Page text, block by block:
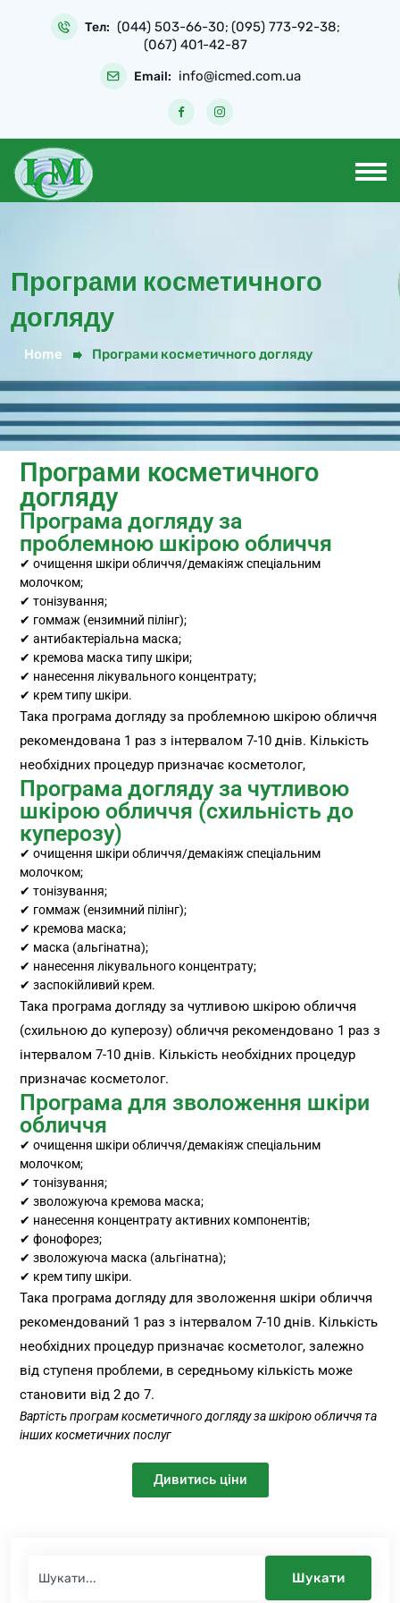
Тел: (044) 503-66-30; (095) 773-92-38;
(067) 401-42-87
Email: info@icmed.com.ua
Програми косметичного
догляду
Home Програми косметичного догляду
Програми косметичного
догляду
Програма догляду за
проблемною шкірою обличчя
✔ очищення шкіри обличчя/демакіяж спеціальним
молочком;
✔ тонізування;
✔ гоммаж (ензимний пілінг);
✔ антибактеріальна маска;
✔ кремова маска типу шкіри;
✔ нанесення лікувального концентрату;
✔ крем типу шкіри.
Така програма догляду за проблемною шкірою обличчя
рекомендована 1 раз з інтервалом 7-10 днів. Кількість
необхідних процедур призначає косметолог,
Програма догляду за чутливою
шкірою обличчя (схильність до
куперозу)
✔ очищення шкіри обличчя/демакіяж спеціальним
молочком;
✔ тонізування;
✔ гоммаж (ензимний пілінг);
✔ кремова маска;
✔ маска (альгінатна);
✔ нанесення лікувального концентрату;
✔ заспокійливий крем.
Така програма догляду за чутливою шкірою обличчя
(схильною до куперозу) обличчя рекомендовано 1 раз з
інтервалом 7-10 днів. Кількість необхідних процедур
призначає косметолог.
Програма для зволоження шкіри
обличчя
✔ очищення шкіри обличчя/демакіяж спеціальним
молочком;
✔ тонізування;
✔ зволожуюча кремова маска;
✔ нанесення концентрату активних компонентів;
✔ фонофорез;
✔ зволожуюча маска (альгінатна);
✔ крем типу шкіри.
Така програма догляду для зволоження шкіри обличчя
рекомендований 1 раз з інтервалом 7-10 днів. Кількість
необхідних процедур призначає косметолог, залежно
від ступеня проблеми, в середньому кількість може
становити від 2 до 7.
Вартість програм косметичного догляду за шкірою обличчя та
інших косметичних послуг
Дивитись ціни
Шукати